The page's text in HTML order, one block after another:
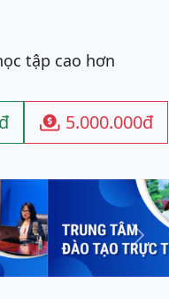
tập cao hơn
 5.000.000đ
Next